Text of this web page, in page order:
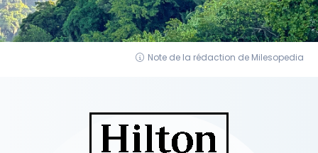
Note de la rédaction de Milesopedia